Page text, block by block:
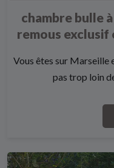
chambre bulle
remous exclusif
Vous êtes sur Marseille
pas trop loin